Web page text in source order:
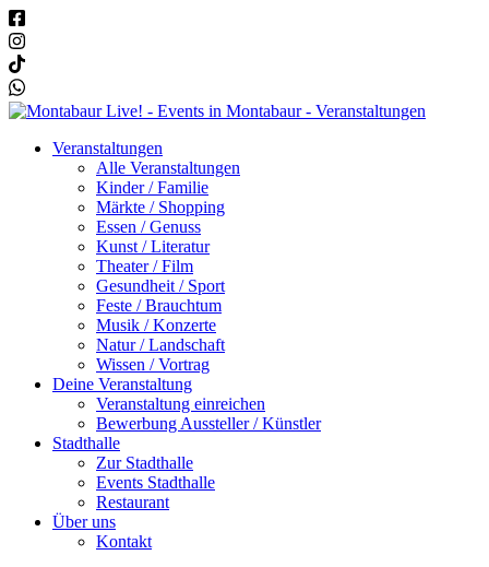
Veranstaltungen
Alle Veranstaltungen
Kinder / Familie
Märkte / Shopping
Essen / Genuss
Kunst / Literatur
Theater / Film
Gesundheit / Sport
Feste / Brauchtum
Musik / Konzerte
Natur / Landschaft
Wissen / Vortrag
Deine Veranstaltung
Veranstaltung einreichen
Bewerbung Aussteller / Künstler
Stadthalle
Zur Stadthalle
Events Stadthalle
Restaurant
Über uns
Kontakt